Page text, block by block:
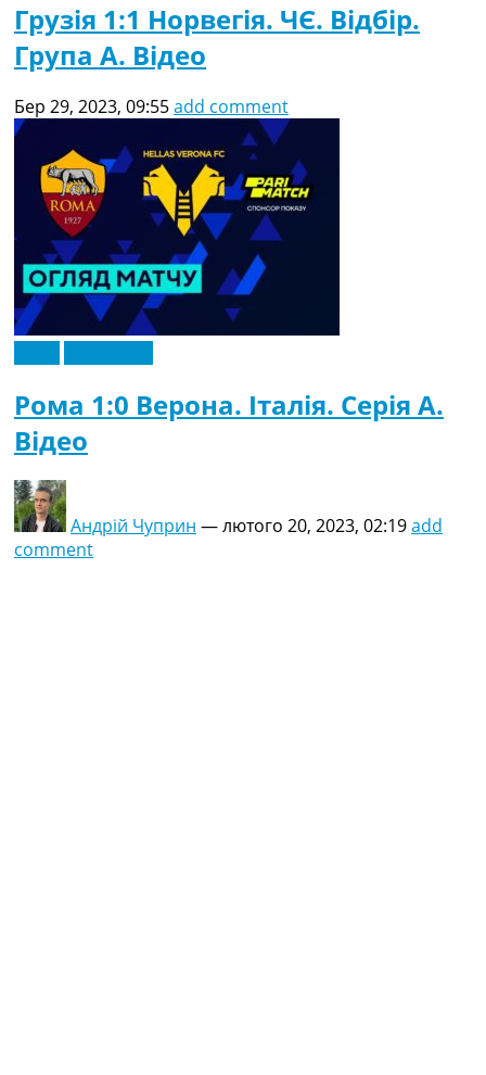
Грузія 1:1 Норвегія. ЧЄ. Відбір.
Група A. Відео
Бер 29, 2023, 09:55add comment
Рома 1:0 Верона. Італія. Серія A.
Відео
Андрій Чуприн —лютого 20, 2023, 02:19add
comment